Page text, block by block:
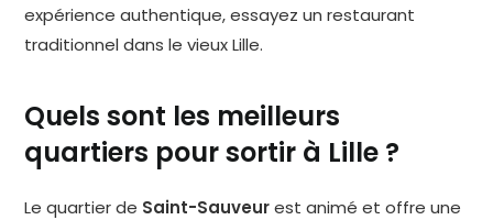
expérience authentique, essayez un restaurant
traditionnel dans le vieux Lille.
Quels sont les meilleurs
quartiers pour sortir à Lille ?
Le quartier de Saint-Sauveurest animé et offre une